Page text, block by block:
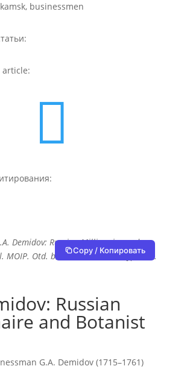
businessmen
article:

Demidov: Russian Millionaire and
MOIP. Otd. biol. 2015. T. 120. Vyp. 5. S.
Copy / Копировать
Russian
and Botanist
G.A. Demidov (1715–1761)